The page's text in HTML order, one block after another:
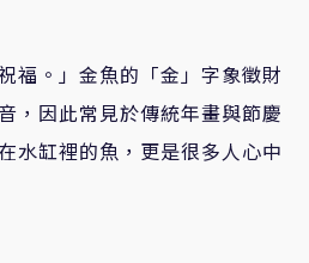
福。」金魚的「金」字象徵財
，因此常見於傳統年畫與節慶
水缸裡的魚，更是很多人心中